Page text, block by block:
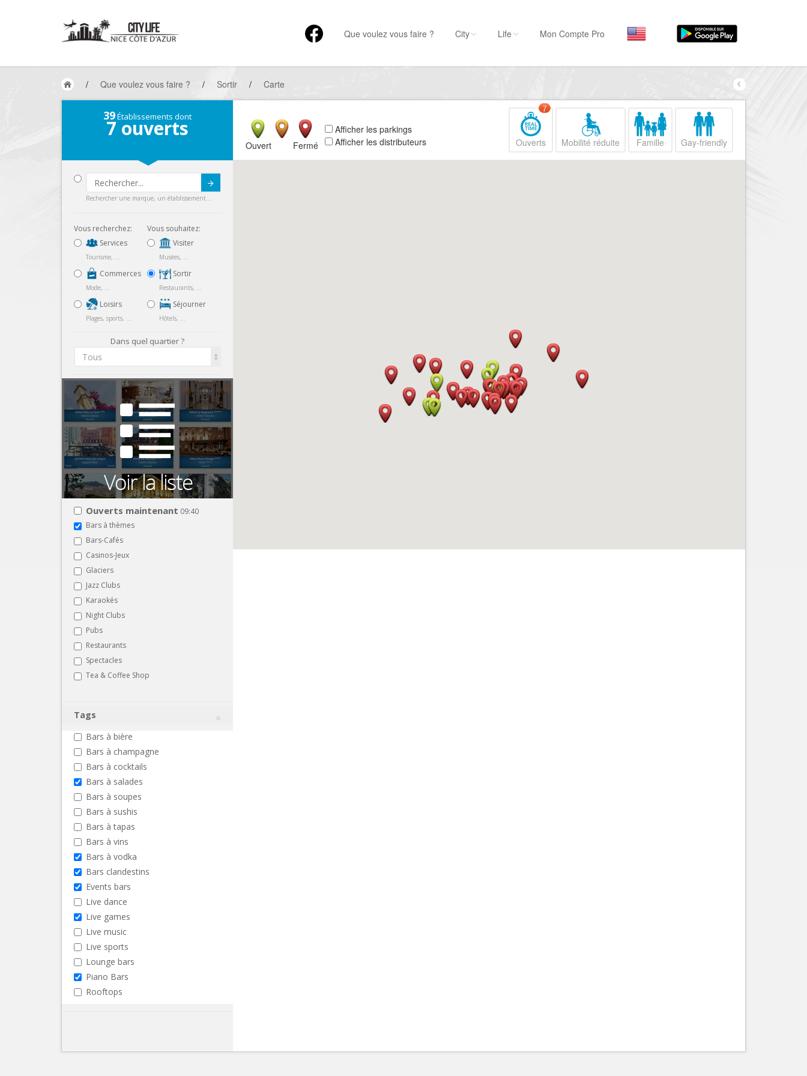
Que voulez vous faire ?
Hôtels, ...
Visiter
Musées, ...
Par quartiers
Nice Promenade du
Nice le Port
City Life Mon Compte Pro
/ Que voulez vous faire ? / Sortir / Carte
39Établissements dont
7 ouverts
Rechercher une marque, un établissement...
Vous recherchez:
Services
Tourisme, ...
Commerces
Mode, ...
Loisirs
Plages, sports, ...
Vous souhaitez:
Visiter
Musées, ...
Sortir
Restaurants, ...
Séjourner
Hôtels, ...
Dans quel quartier ?
Tous
Ouverts maintenant 09:40
Bars à thèmes
Bars-Cafés
Casinos-Jeux
Glaciers
Jazz Clubs
Karaokés
Night Clubs
Pubs
Restaurants
Spectacles
Tea & Coffee Shop
Tags
Bars à bière
Bars à champagne
Bars à cocktails
Bars à salades
Bars à soupes
Bars à sushis
Bars à tapas
Bars à vins
Bars à vodka
Bars clandestins
Events bars
Live dance
Live games
Live music
Live sports
Lounge bars
Piano Bars
Rooftops
Afficher les parkings
Afficher les distributeurs
Ouvert Fermé Ouverts
7
Mobilité réduite Famille Gay-friendly